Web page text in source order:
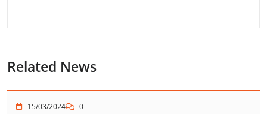
Related News
15/03/2024 0